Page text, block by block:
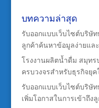
บทความล่าสุด
รับออกแบบเว็บไซต์บริษัท
ลูกค้าค้นหาข้อมูลง่ายแล
โรงงานผลิตน้ำดื่ม สมุท
ครบวงจรสำหรับธุรกิจยุค
รับออกแบบเว็บไซต์บริษัท
เพิ่มโอกาสในการเข้าถึง